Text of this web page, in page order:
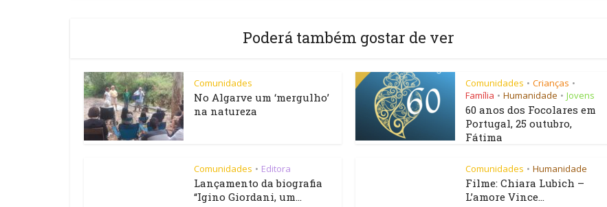
Poderá também gostar de ver
Comunidades
No Algarve um ‘mergulho’
na natureza
Comunidades • Crianças •
Família • Humanidade • Jovens
60 anos dos Focolares em
Portugal, 25 outubro,
Fátima
Comunidades • Editora
Lançamento da biografia
“Igino Giordani, um...
Comunidades • Humanidade
Filme: Chiara Lubich –
L’amore Vince...